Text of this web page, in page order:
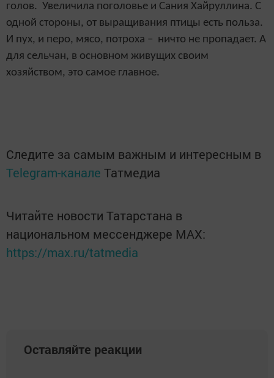
голов. Увеличила поголовье и Сания Хайруллина. С
одной стороны, от выращивания птицы есть польза.
И пух, и перо, мясо, потроха – ничто не пропадает. А
для сельчан, в основном живущих своим
хозяйством, это самое главное.
Следите за самым важным и интересным в
Telegram-канале Татмедиа
Читайте новости Татарстана в
национальном мессенджере MАХ:
https://max.ru/tatmedia
Оставляйте реакции